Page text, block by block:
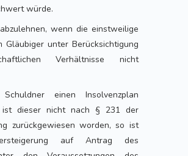
würde.
wenn die einstweilige
Gläubiger unter Berücksichtigung
Verhältnisse nicht
einen Insolvenzplan
ist dieser nicht nach § 231 der
zurückgewiesen worden, so ist
auf Antrag des